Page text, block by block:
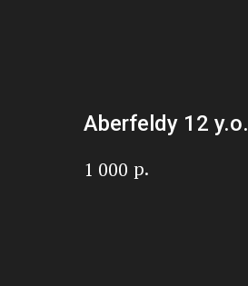
Aberfeldy 12 y.o.
1 000 р.